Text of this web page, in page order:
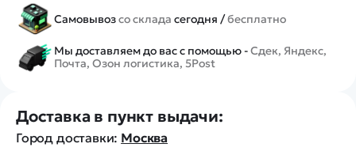
Самовывозсо склада сегодня /бесплатно
Мы доставляем до вас с помощью -Сдек, Яндекс,
Почта, Озон логистика, 5Post
Доставка в пункт выдачи:
Город доставки: Москва